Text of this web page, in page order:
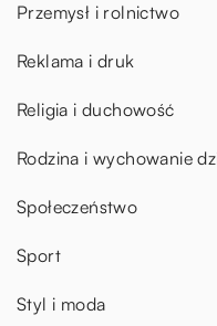
Przemysł i rolnictwo
Reklama i druk
Religia i duchowość
Rodzina i wychowanie
Społeczeństwo
Sport
Styl i moda